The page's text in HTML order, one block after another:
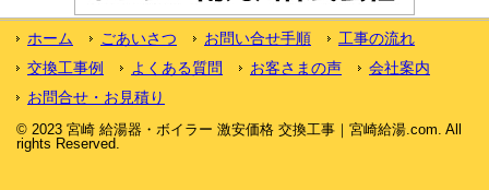
ホーム ごあいさつ お問い合せ手順
工事の流れ
交換工事例
よくある質問 お客さまの声
会社案内
お問合せ・お見積り
© 2023 宮崎 給湯器・ボイラー 激安価格 交換工事｜宮崎給湯.com. All
rights Reserved.